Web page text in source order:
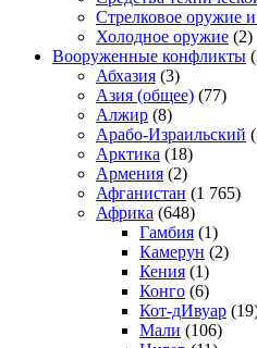
Стрелковое оружие
Холодное оружие (2)
Вооруженные конфликты
Абхазия (3)
Азия (общее) (77)
Алжир (8)
Арабо-Израильский
Арктика (18)
Армения (2)
Афганистан (1 765)
Африка (648)
Гамбия (1)
Камерун (2)
Кения (1)
Конго (6)
Кот-дИвуар
Мали (106)